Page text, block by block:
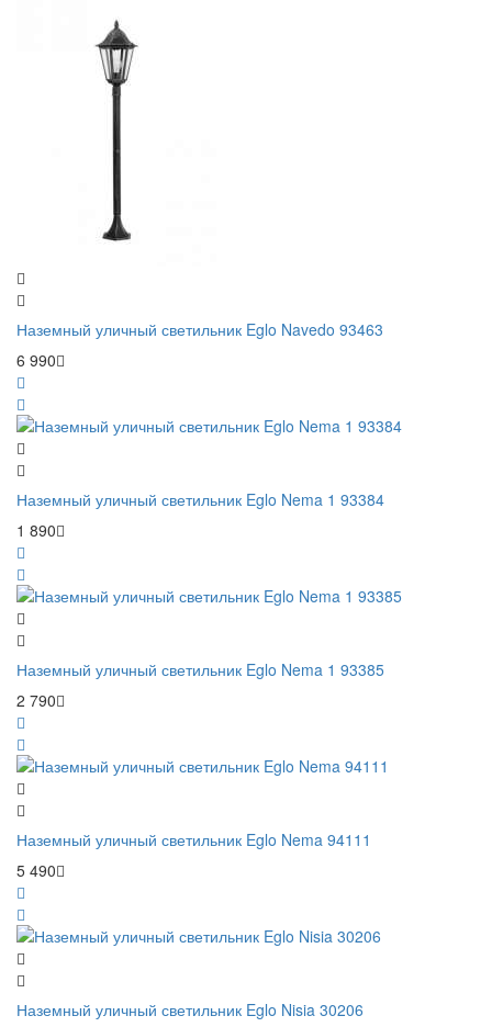
Наземный уличный светильник Eglo Navedo 93463
6 990
Наземный уличный светильник Eglo Nema 1 93384
1 890
Наземный уличный светильник Eglo Nema 1 93385
2 790
Наземный уличный светильник Eglo Nema 94111
5 490
Наземный уличный светильник Eglo Nisia 30206